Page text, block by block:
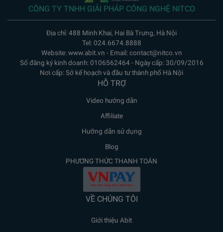
CÔNG TY TNHH GIẢI PHÁP CÔNG NGHỆ NITCO
Địa chỉ: 488 Minh Khai, Hai Bà Trưng, Hà Nội
Tel: 024.6674.8888
Website: www.abit.vn - Email: contact@nitco.vn
Số đăng ký kinh doanh: 0106562464 - Ngày cấp: 30/09/2016
Nơi cấp: Sở kế hoạch và đầu tư thành phố Hà Nội
HỖ TRỢ
Video hướng dẫn
Affiliate
Hưỡng dẫn sử dụng
Blog
PHƯƠNG THỨC THANH TOÁN
VỀ CHÚNG TÔI
Giới thiệu Abit